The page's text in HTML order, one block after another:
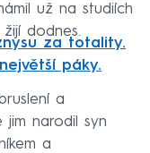
už na studiích
dodnes.
za totality.
páky.
a
jim narodil syn
a